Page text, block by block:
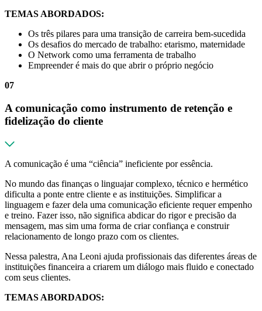
TEMAS ABORDADOS:
Os três pilares para uma transição de carreira bem-sucedida
Os desafios do mercado de trabalho: etarismo, maternidade
O Network como uma ferramenta de trabalho
Empreender é mais do que abrir o próprio negócio
07
A comunicação como instrumento de retenção e
fidelização do cliente
A comunicação é uma “ciência” ineficiente por essência.
No mundo das finanças o linguajar complexo, técnico e hermético
dificulta a ponte entre cliente e as instituições. Simplificar a
linguagem e fazer dela uma comunicação eficiente requer empenho
e treino. Fazer isso, não significa abdicar do rigor e precisão da
mensagem, mas sim uma forma de criar confiança e construir
relacionamento de longo prazo com os clientes.
Nessa palestra, Ana Leoni ajuda profissionais das diferentes áreas de
instituições financeira a criarem um diálogo mais fluido e conectado
com seus clientes.
TEMAS ABORDADOS: